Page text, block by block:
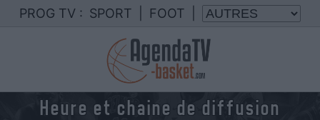
PROG TV : SPORT FOOT
Heure et chaine de diffusion